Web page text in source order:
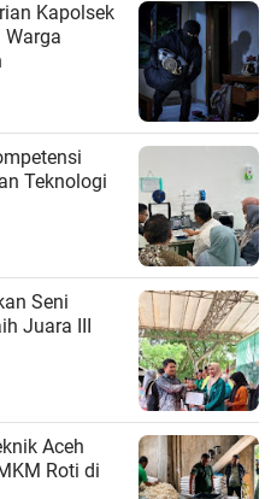
Kapolsek
Teknologi
Seni
Juara III
Aceh
Roti di